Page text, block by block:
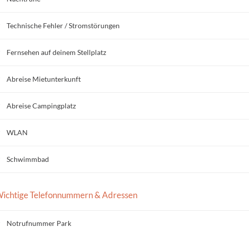
Technische Fehler / Stromstörungen
Fernsehen auf deinem Stellplatz
Abreise Mietunterkunft
Abreise Campingplatz
WLAN
Schwimmbad
Telefonnummern & Adressen
Notrufnummer Park